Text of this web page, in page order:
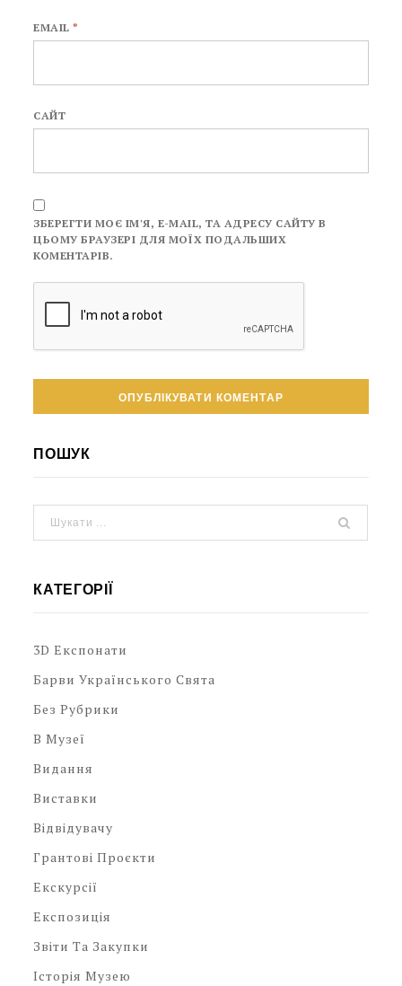
EMAIL*
САЙТ
ЗБЕРЕГТИ МОЄ ІМ'Я, E-MAIL, ТА АДРЕСУ САЙТУ В
ЦЬОМУ БРАУЗЕРІ ДЛЯ МОЇХ ПОДАЛЬШИХ
КОМЕНТАРІВ.
ПОШУК
КАТЕГОРІЇ
3D Експонати
Барви Українського Свята
Без Рубрики
В Музеї
Видання
Виставки
Відвідувачу
Грантові Проєкти
Екскурсії
Експозиція
Звіти Та Закупки
Історія Музею